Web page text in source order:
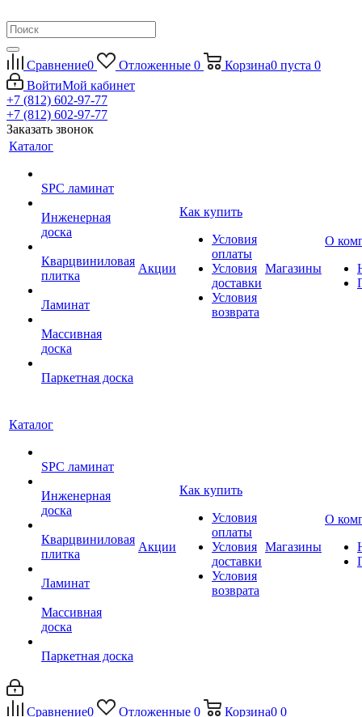
Сравнение0 Отложенные 0 Корзина0 пуста 0
ВойтиМой кабинет
+7 (812) 602-97-77
+7 (812) 602-97-77
Заказать звонок
Каталог
SPC ламинат
Инженерная
доска
Кварцвиниловая
плитка
Ламинат
Массивная
доска
Паркетная доска
Акции
Как купить
Условия
оплаты
Условия
доставки
Условия
возврата
Магазины
О
Каталог
SPC ламинат
Инженерная
доска
Кварцвиниловая
плитка
Ламинат
Массивная
доска
Паркетная доска
Акции
Как купить
Условия
оплаты
Условия
доставки
Условия
возврата
Магазины
О
Сравнение0 Отложенные 0 Корзина0 0